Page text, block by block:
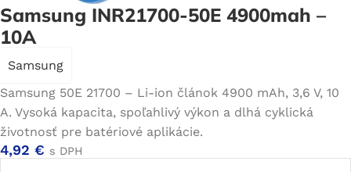
Samsung INR21700-50E 4900mah –
10A
Samsung
Samsung 50E 21700 – Li-ion článok 4900 mAh, 3,6 V, 10
A. Vysoká kapacita, spoľahlivý výkon a dlhá cyklická
životnosť pre batériové aplikácie.
4,92 € s DPH